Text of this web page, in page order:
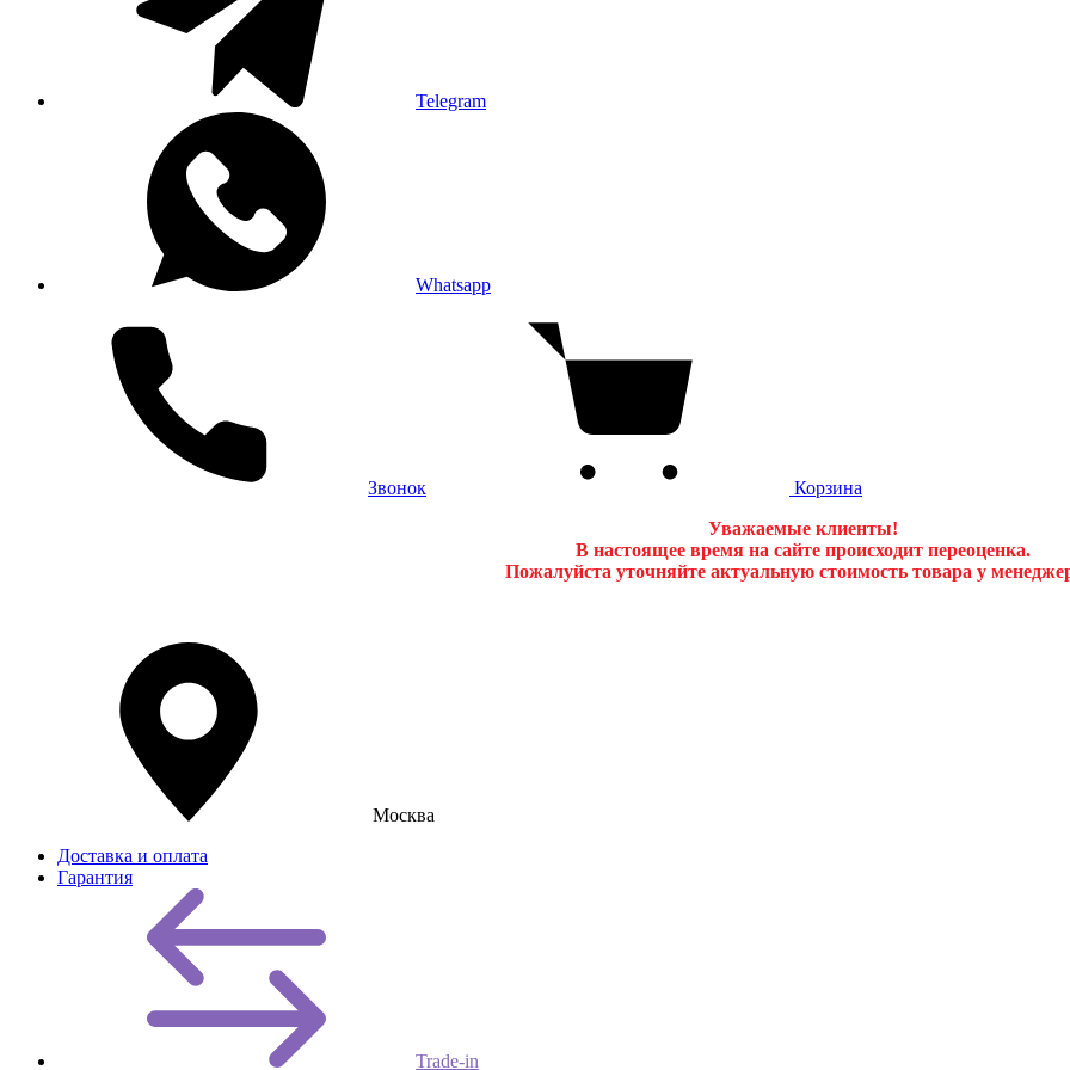
Telegram
Whatsapp
Звонок
Корзина
Уважаемые клиенты!
В настоящее время на сайте происходит переоценка.
Пожалуйста уточняйте актуальную стоимость товара у
Москва
Доставка и оплата
Гарантия
Trade-in